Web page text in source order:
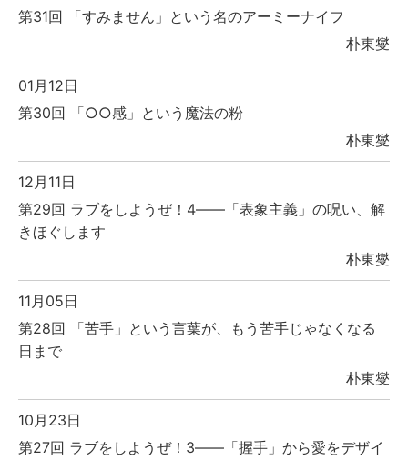
第31回 「すみません」という名のアーミーナイフ
朴東燮
01月12日
第30回 「○○感」という魔法の粉
朴東燮
12月11日
第29回 ラブをしようぜ！4――「表象主義」の呪い、解
きほぐします
朴東燮
11月05日
第28回 「苦手」という言葉が、もう苦手じゃなくなる
日まで
朴東燮
10月23日
第27回 ラブをしようぜ！3――「握手」から愛をデザイ